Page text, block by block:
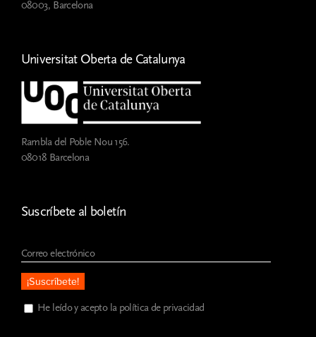
08003, Barcelona
Universitat Oberta de Catalunya
Rambla del Poble Nou 156.
08018 Barcelona
Suscríbete al boletín
He leído y acepto la política de privacidad